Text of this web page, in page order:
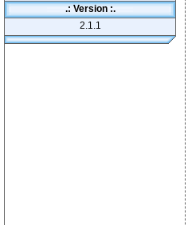
.: Version :.
2.1.1